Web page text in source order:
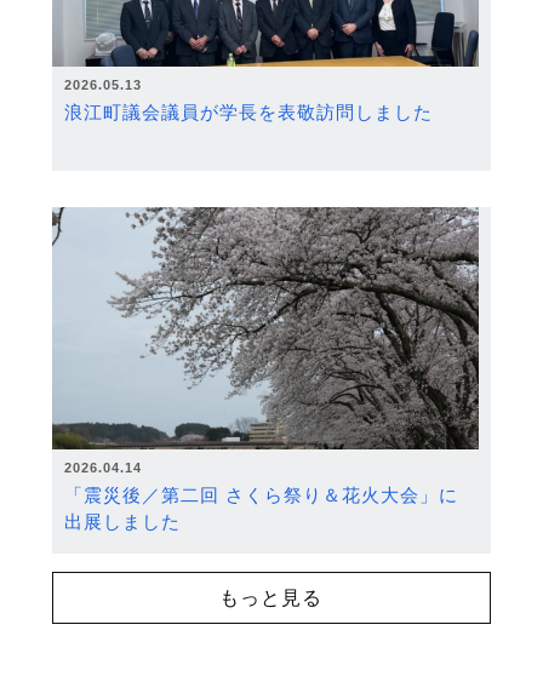
2026.05.13
浪江町議会議員が学長を表敬訪問しました
2026.04.14
「震災後／第二回 さくら祭り＆花火大会」に
出展しました
もっと見る